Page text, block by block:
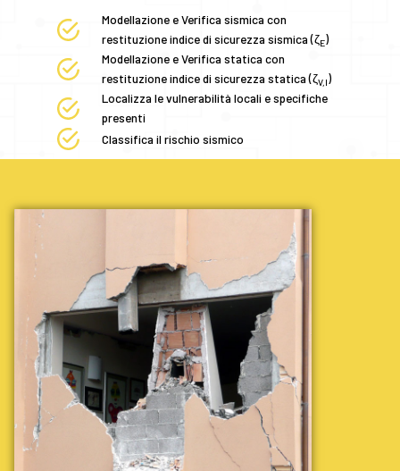
Modellazione e Verifica sismica con
restituzione indice di sicurezza sismica (ζE)
Modellazione e Verifica statica con
restituzione indice di sicurezza statica (ζV,I)
Localizza le vulnerabilità locali e specifiche
presenti
Classifica il rischio sismico